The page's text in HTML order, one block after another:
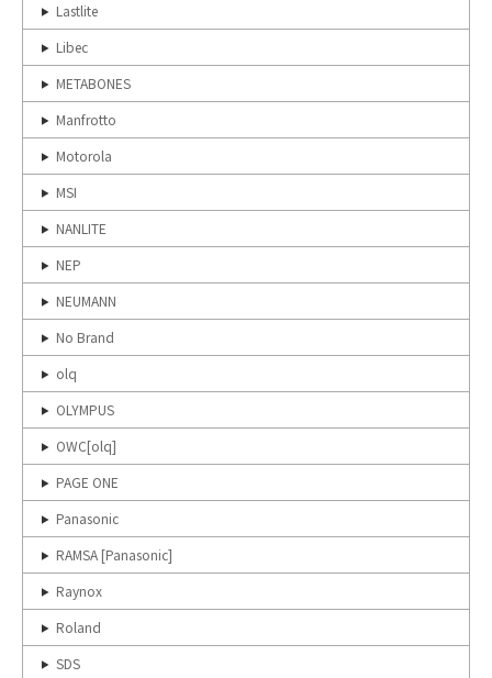
Lastlite
Libec
METABONES
Manfrotto
Motorola
MSI
NANLITE
NEP
NEUMANN
No Brand
olq
OLYMPUS
OWC[olq]
PAGE ONE
Panasonic
RAMSA [Panasonic]
Raynox
Roland
SDS